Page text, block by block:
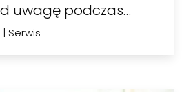
uwagę podczas…
| Serwis